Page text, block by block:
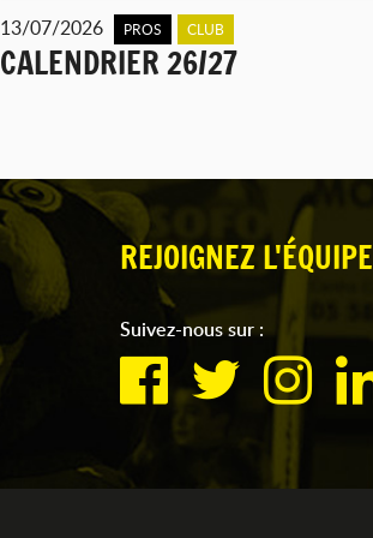
13/07/2026 PROS CLUB
CALENDRIER 26/27
REJOIGNEZ L'ÉQUIPE
Suivez-nous sur :